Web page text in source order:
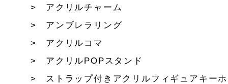
アクリルチャーム
アンブレラリング
アクリルコマ
アクリルPOPスタンド
ストラップ付きアクリルフィギュアキーホ